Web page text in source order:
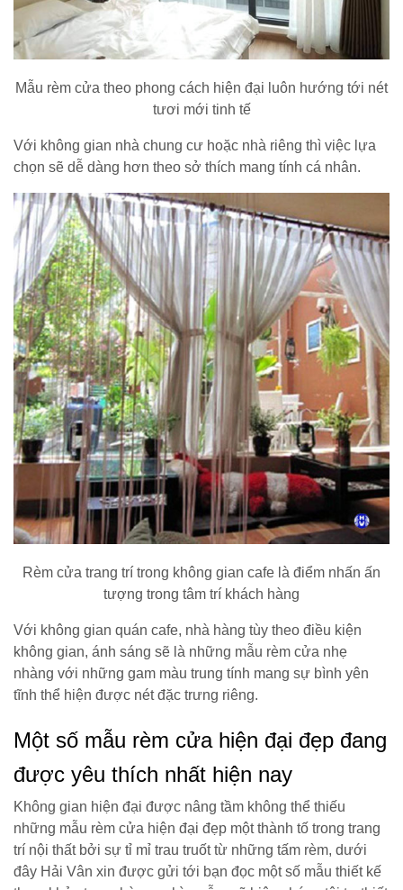
Mẫu rèm cửa theo phong cách hiện đại luôn hướng tới nét
tươi mới tinh tế
Với không gian nhà chung cư hoặc nhà riêng thì việc lựa
chọn sẽ dễ dàng hơn theo sở thích mang tính cá nhân.
Rèm cửa trang trí trong không gian cafe là điểm nhấn ấn
tượng trong tâm trí khách hàng
Với không gian quán cafe, nhà hàng tùy theo điều kiện
không gian, ánh sáng sẽ là những mẫu rèm cửa nhẹ
nhàng với những gam màu trung tính mang sự bình yên
tĩnh thể hiện được nét đặc trưng riêng.
Một số mẫu rèm cửa hiện đại đẹp đang
được yêu thích nhất hiện nay
Không gian hiện đại được nâng tầm không thể thiếu
những mẫu rèm cửa hiện đại đẹp một thành tố trong trang
trí nội thất bởi sự tỉ mỉ trau truốt từ những tấm rèm, dưới
đây Hải Vân xin được gửi tới bạn đọc một số mẫu thiết kế